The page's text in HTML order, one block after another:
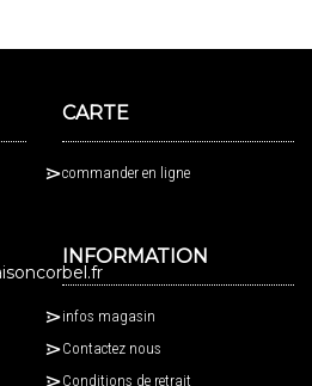
CARTE
commander en ligne
INFORMATION
infos magasin
Contactez nous
Conditions de retrait